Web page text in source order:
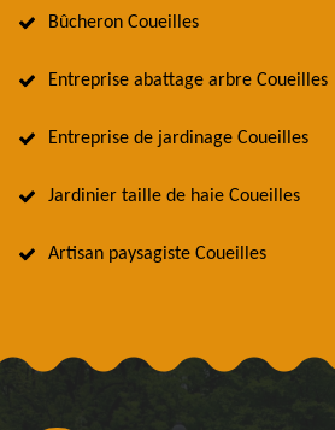
Bûcheron Coueilles
Entreprise abattage arbre Coueilles
Entreprise de jardinage Coueilles
Jardinier taille de haie Coueilles
Artisan paysagiste Coueilles